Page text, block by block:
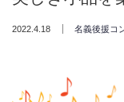
2022.4.18 名義後援コ